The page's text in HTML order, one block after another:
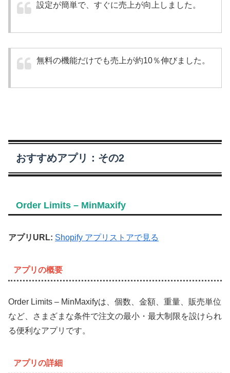
設定が簡単で、すぐに売上が向上しました。
無料の機能だけでも売上が約10％伸びました。
おすすめアプリ：その2
Order Limits – MinMaxify
アプリURL: Shopify アプリストアで見る
アプリの概要
Order Limits – MinMaxifyは、個数、金額、重量、販売単位
など、さまざまな条件で注文の最小・最大制限を設けられ
る便利なアプリです。
アプリの詳細